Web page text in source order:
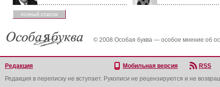
полный список
© 2008 Особая буква — особое мнение об
Редакция Мобильная версия
RSS
Редакция в переписку не вступает. Рукописи не рецензируются и не